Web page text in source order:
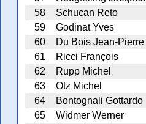
58
Schucan Reto
59
Godinat Yves
60
Du Bois Jean-Pierre
61
Ricci François
62
Rupp Michel
63
Otz Michel
64
Bontognali Gottardo
65
Widmer Werner